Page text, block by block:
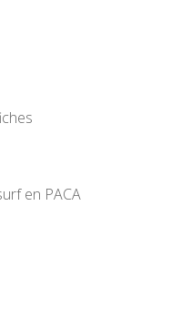
en PACA